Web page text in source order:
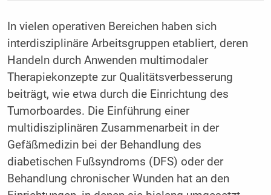
In vielen operativen Bereichen haben sich
interdisziplinäre Arbeitsgruppen etabliert, deren
Handeln durch Anwenden multimodaler
Therapiekonzepte zur Qualitätsverbesserung
beiträgt, wie etwa durch die Einrichtung des
Tumorboardes. Die Einführung einer
multidisziplinären Zusammenarbeit in der
Gefäßmedizin bei der Behandlung des
diabetischen Fußsyndroms (DFS) oder der
Behandlung chronischer Wunden hat an den